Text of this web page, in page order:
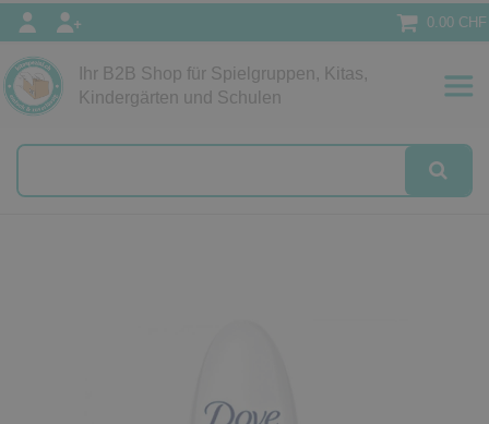
0.00 CHF
Ihr B2B Shop für Spielgruppen, Kitas,
Kindergärten und Schulen
Papeterie